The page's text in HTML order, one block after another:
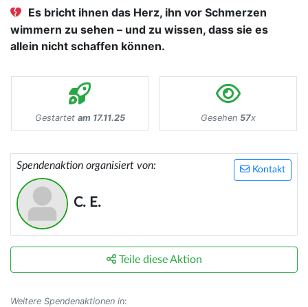
Es bricht ihnen das Herz, ihn vor Schmerzen
wimmern zu sehen – und zu wissen, dass sie es
allein nicht schaffen können.
Gestartet am 17.11.25 Gesehen 57x
Kontakt
Spendenaktion organisiert von:
C. E.
Teile diese Aktion
Weitere Spendenaktionen in: